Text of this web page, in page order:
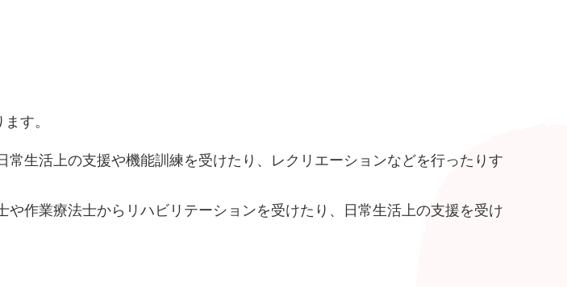
す。
生活上の支援や機能訓練を受けたり、レクリエーションなどを行ったりす
作業療法士からリハビリテーションを受けたり、日常生活上の支援を受け